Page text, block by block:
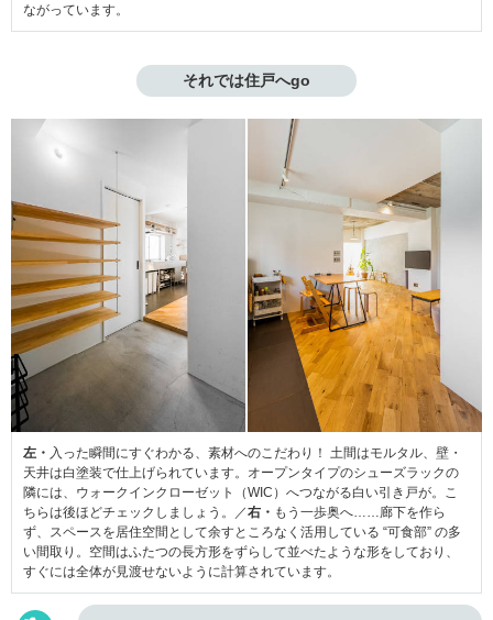
ながっています。
それでは住戸へgo
左・ 入った瞬間にすぐわかる、素材へのこだわり！ 土間はモルタル、壁・
天井は白塗装で仕上げられています。オープンタイプのシューズラックの
隣には、ウォークインクローゼット（WIC）へつながる白い引き戸が。こ
ちらは後ほどチェックしましょう。／右・ もう一歩奥へ……廊下を作ら
ず、スペースを居住空間として余すところなく活用している “可食部” の多
い間取り。空間はふたつの長方形をずらして並べたような形をしており、
すぐには全体が見渡せないように計算されています。